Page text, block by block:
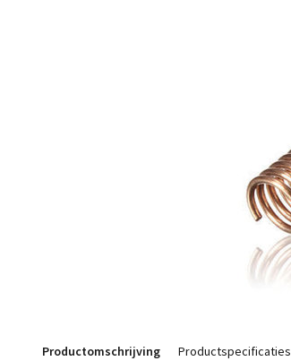
Productomschrijving Productspecificaties